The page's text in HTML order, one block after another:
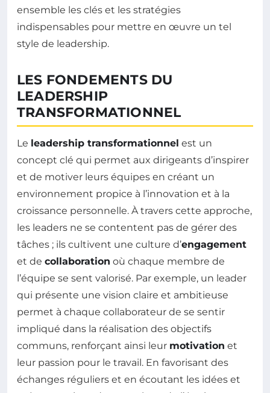
ensemble les clés et les stratégies
indispensables pour mettre en œuvre un tel
style de leadership.
LES FONDEMENTS DU
LEADERSHIP
TRANSFORMATIONNEL
Le leadership transformationnel est un
concept clé qui permet aux dirigeants d’inspirer
et de motiver leurs équipes en créant un
environnement propice à l’innovation et à la
croissance personnelle. À travers cette approche,
les leaders ne se contentent pas de gérer des
tâches ; ils cultivent une culture d’engagement
et de collaboration où chaque membre de
l’équipe se sent valorisé. Par exemple, un leader
qui présente une vision claire et ambitieuse
permet à chaque collaborateur de se sentir
impliqué dans la réalisation des objectifs
communs, renforçant ainsi leur motivation et
leur passion pour le travail. En favorisant des
échanges réguliers et en écoutant les idées et